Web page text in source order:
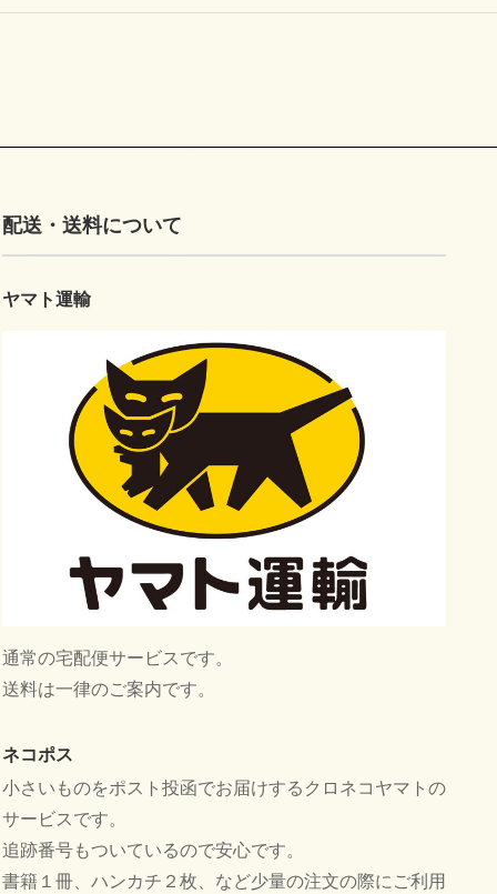
配送・送料について
ヤマト運輸
通常の宅配便サービスです。
送料は一律のご案内です。
ネコポス
小さいものをポスト投函でお届けするクロネコヤマトの
サービスです。
追跡番号もついているので安心です。
書籍１冊、ハンカチ２枚、など少量の注文の際にご利用